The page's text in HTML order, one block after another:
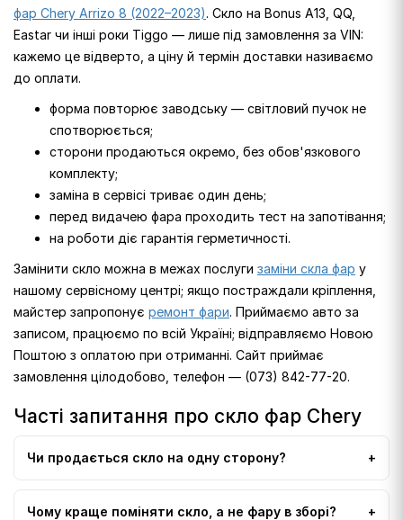
фар Chery Arrizo 8 (2022–2023). Скло на Bonus A13, QQ,
Eastar чи інші роки Tiggo — лише під замовлення за VIN:
кажемо це відверто, а ціну й термін доставки називаємо
до оплати.
форма повторює заводську — світловий пучок не
спотворюється;
сторони продаються окремо, без обов'язкового
комплекту;
заміна в сервісі триває один день;
перед видачею фара проходить тест на запотівання;
на роботи діє гарантія герметичності.
Замінити скло можна в межах послуги заміни скла фар у
нашому сервісному центрі; якщо постраждали кріплення,
майстер запропонує ремонт фари. Приймаємо авто за
записом, працюємо по всій Україні; відправляємо Новою
Поштою з оплатою при отриманні. Сайт приймає
замовлення цілодобово, телефон — (073) 842-77-20.
Часті запитання про скло фар Chery
Чи продається скло на одну сторону?
Чому краще поміняти скло, а не фару в зборі?